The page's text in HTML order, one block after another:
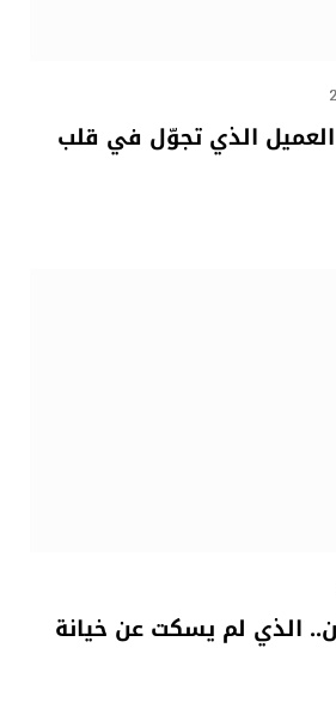
الذي تجوّل في قلب
الذي لم يسكت عن خيانة